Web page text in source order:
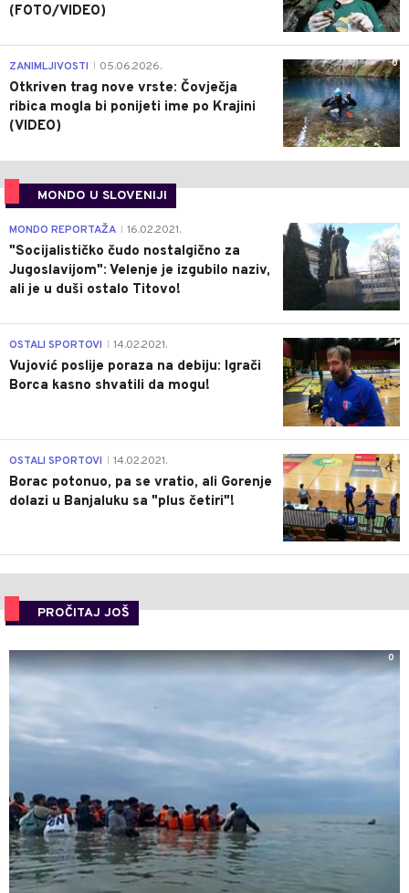
(FOTO/VIDEO)
0
ZANIMLJIVOSTI 05.06.2026.
Otkriven trag nove vrste: Čovječja
ribica mogla bi ponijeti ime po Krajini
(VIDEO)
MONDO U SLOVENIJI
4
MONDO REPORTAŽA 16.02.2021.
"Socijalističko čudo nostalgično za
Jugoslavijom": Velenje je izgubilo naziv,
ali je u duši ostalo Titovo!
1
OSTALI SPORTOVI 14.02.2021.
Vujović poslije poraza na debiju: Igrači
Borca kasno shvatili da mogu!
3
OSTALI SPORTOVI 14.02.2021.
Borac potonuo, pa se vratio, ali Gorenje
dolazi u Banjaluku sa "plus četiri"!
PROČITAJ JOŠ
0